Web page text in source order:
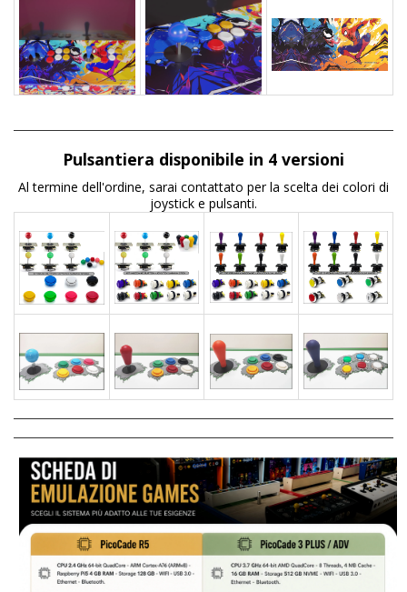
Pulsantiera disponibile in 4 versioni
Al termine dell'ordine, sarai contattato per la scelta dei colori di
joystick e pulsanti.